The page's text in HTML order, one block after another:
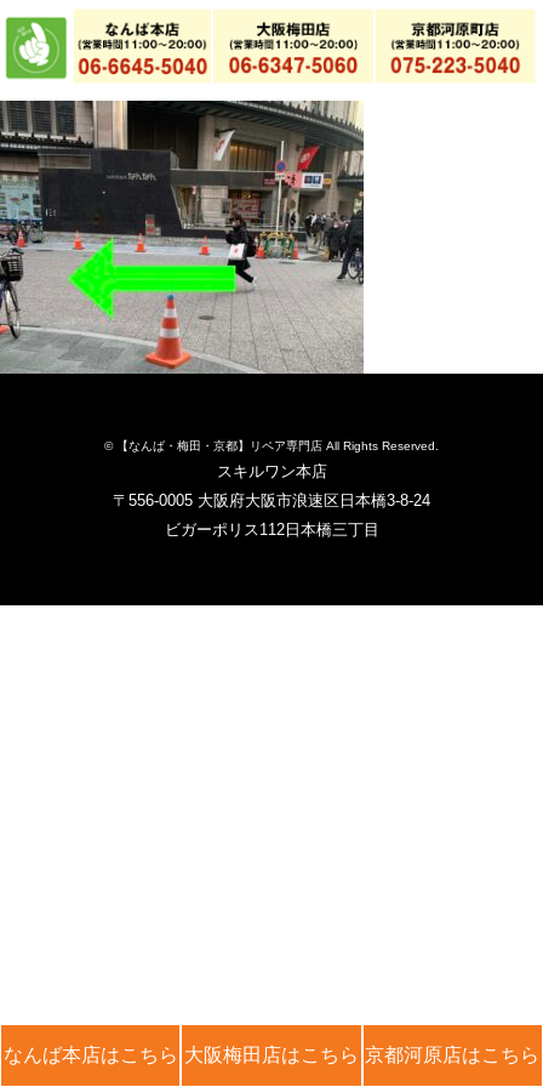
© 【なんば・梅田・京都】リペア専門店 All Rights Reserved.
スキルワン本店
〒556-0005 大阪府大阪市浪速区日本橋3-8-24
ビガーポリス112日本橋三丁目
なんば本店はこちら 大阪梅田店はこちら 京都河原店はこちら